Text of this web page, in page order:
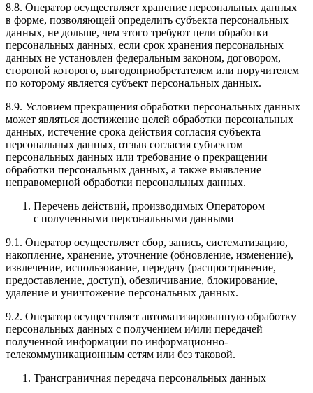
8.8. Оператор осуществляет хранение персональных данных
в форме, позволяющей определить субъекта персональных
данных, не дольше, чем этого требуют цели обработки
персональных данных, если срок хранения персональных
данных не установлен федеральным законом, договором,
стороной которого, выгодоприобретателем или поручителем
по которому является субъект персональных данных.
8.9. Условием прекращения обработки персональных данных
может являться достижение целей обработки персональных
данных, истечение срока действия согласия субъекта
персональных данных, отзыв согласия субъектом
персональных данных или требование о прекращении
обработки персональных данных, а также выявление
неправомерной обработки персональных данных.
Перечень действий, производимых Оператором
с полученными персональными данными
9.1. Оператор осуществляет сбор, запись, систематизацию,
накопление, хранение, уточнение (обновление, изменение),
извлечение, использование, передачу (распространение,
предоставление, доступ), обезличивание, блокирование,
удаление и уничтожение персональных данных.
9.2. Оператор осуществляет автоматизированную обработку
персональных данных с получением и/или передачей
полученной информации по информационно-
телекоммуникационным сетям или без таковой.
Трансграничная передача персональных данных